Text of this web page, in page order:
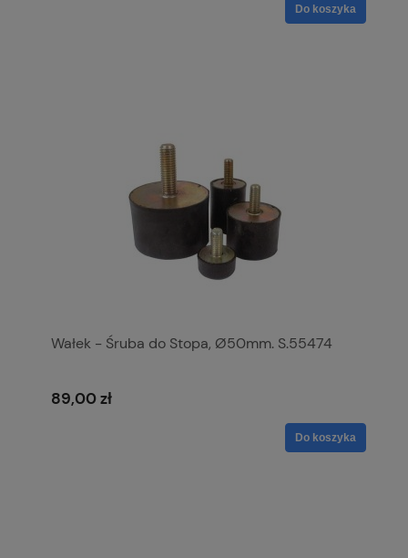
Do koszyka
Wałek - Śruba do Stopa, Ø50mm. S.55474
89,00 zł
Do koszyka